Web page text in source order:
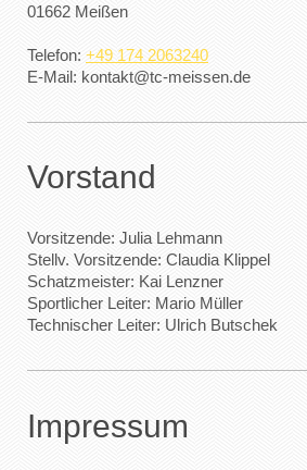
01662 Meißen
Telefon: +49 174 2063240
E-Mail: kontakt@tc-meissen.de
Vorstand
Vorsitzende: Julia Lehmann
Stellv. Vorsitzende: Claudia Klippel
Schatzmeister: Kai Lenzner
Sportlicher Leiter: Mario Müller
Technischer Leiter: Ulrich Butschek
Impressum